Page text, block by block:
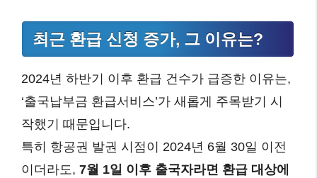
최근 환급 신청 증가, 그 이유는?
2024년 하반기 이후 환급 건수가 급증한 이유는,
‘출국납부금 환급서비스’가 새롭게 주목받기 시
작했기 때문입니다.
특히 항공권 발권 시점이 2024년 6월 30일 이전
이더라도, 7월 1일 이후 출국자라면 환급 대상에